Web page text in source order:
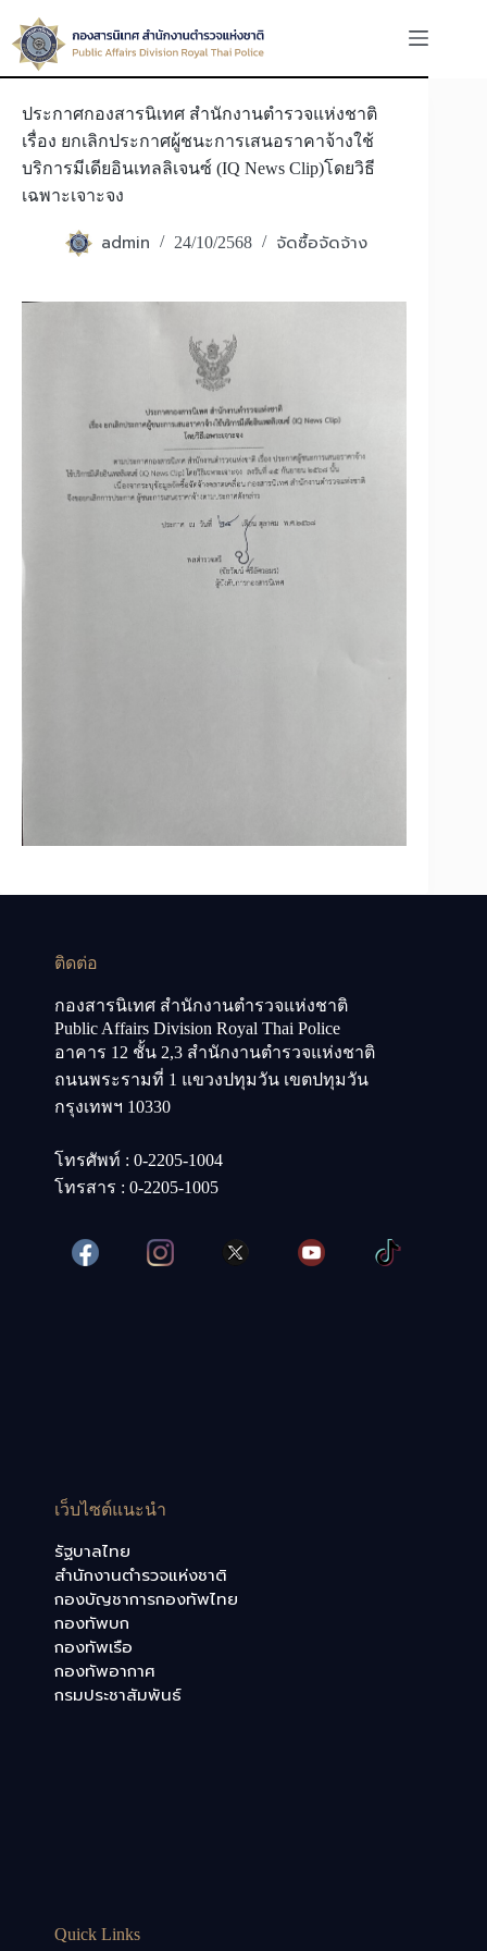
to
content
ประกาศกองสารนิเทศ สำนักงานตำรวจแห่งชาติ
เรื่อง ยกเลิกประกาศผู้ชนะการเสนอราคาจ้างใช้
บริการมีเดียอินเทลลิเจนซ์ (IQ News Clip)โดยวิธี
เฉพาะเจาะจง
admin 24/10/2568 จัดซื้อจัดจ้าง
ติดต่อ
กองสารนิเทศ สำนักงานตำรวจแห่งชาติ
Public Affairs Division Royal Thai Police
อาคาร 12 ชั้น 2,3 สำนักงานตำรวจแห่งชาติ
ถนนพระรามที่ 1 แขวงปทุมวัน เขตปทุมวัน
กรุงเทพฯ 10330
โทรศัพท์ : 0-2205-1004
โทรสาร : 0-2205-1005
เว็บไซต์แนะนำ
รัฐบาลไทย
สำนักงานตำรวจแห่งชาติ
กองบัญชาการกองทัพไทย
กองทัพบก
กองทัพเรือ
กองทัพอากาศ
กรมประชาสัมพันธ์
Quick Links